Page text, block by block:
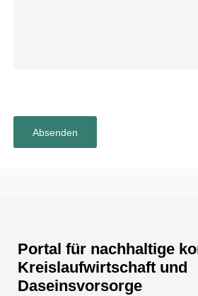
Portal für nachhaltige
Kreislaufwirtschaft und
Daseinsvorsorge